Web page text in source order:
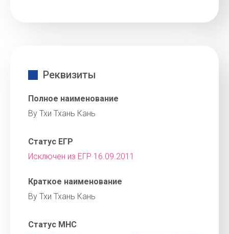
Реквизиты
Полное наименование
Ву Тхи Тхань Кань
Статус ЕГР
Исключен из ЕГР 16.09.2011
Краткое наименование
Ву Тхи Тхань Кань
Статус МНС